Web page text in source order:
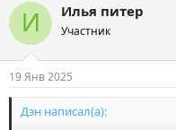
И Илья питер
Участник
19 Янв 2025
Дэн написал(а):